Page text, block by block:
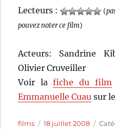
Lecteurs : (
pouvez noter ce film)
Acteurs: Sandrine
Olivier Cruveiller
Voir lafiche du film
Emmanuelle Cuau sur
Auteur
films
Publié
18 juillet 2008